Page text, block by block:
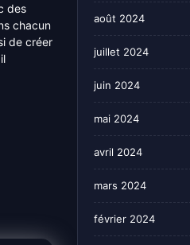
des
chacun
de créer
août 2024
juillet 2024
juin 2024
mai 2024
avril 2024
mars 2024
février 2024